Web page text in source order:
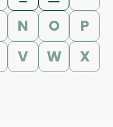
N O
P
V W
X